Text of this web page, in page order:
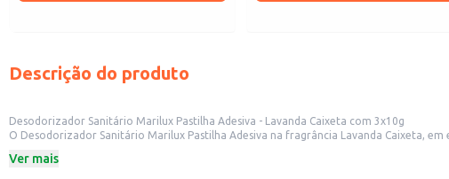
Descrição do produto
Desodorizador Sanitário Marilux Pastilha Adesiva - Lavanda Caixeta com 3x10g
O Desodorizador Sanitário Marilux Pastilha Adesiva na fragrância Lavanda Caixeta, em
Dicas de uso:
Ver mais